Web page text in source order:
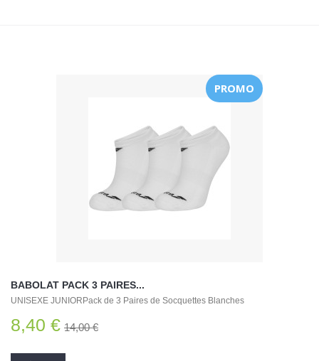
PROMO
BABOLAT PACK 3 PAIRES...
UNISEXE JUNIORPack de 3 Paires de Socquettes Blanches
8,40 € 14,00 €